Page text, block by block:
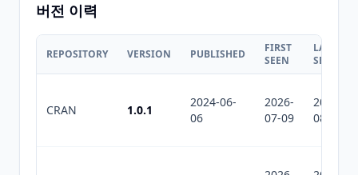
버전 이력
REPOSITORY VERSION PUBLISHED
FIRST
SEEN
LAST
SEEN
CRAN 1.0.1
2024-06-
06
2026-
07-09
2026-
08-05